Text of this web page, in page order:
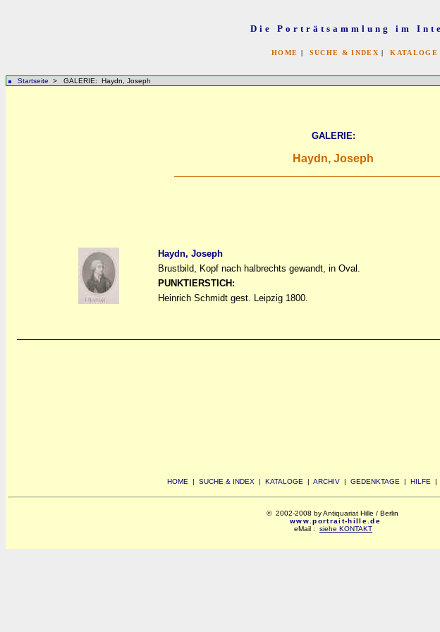
Die Porträtsammlung im
HOME | SUCHE & INDEX |KATALOGE
Startseite > GALERIE: Haydn, Joseph
GALERIE:
Haydn, Joseph
Haydn, Joseph
Brustbild, Kopf nach halbrechts gewandt, in Oval.
PUNKTIERSTICH:
Heinrich Schmidt gest. Leipzig 1800.
HOME | SUCHE & INDEX | KATALOGE | ARCHIV| GEDENKTAGE | HILFE |
© 2002-2008 by Antiquariat Hille / Berlin
www.portrait-hille.de
eMail : siehe KONTAKT